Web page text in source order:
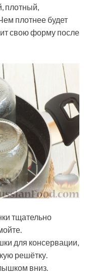
плотный,
плотнее будет
свою форму после
тщательно
для консервации,
решётку.
вниз.